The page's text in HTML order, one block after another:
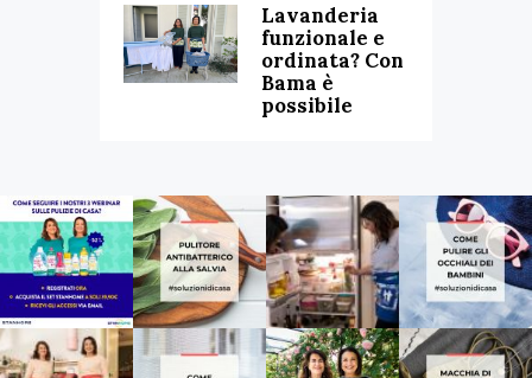
Lavanderia
funzionale e
ordinata? Con
Bama è
possibile